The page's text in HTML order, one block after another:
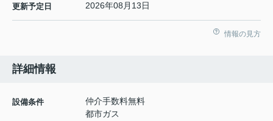
更新予定日 2026年08月13日
情報の見方
詳細情報
設備条件
仲介手数料無料
都市ガス